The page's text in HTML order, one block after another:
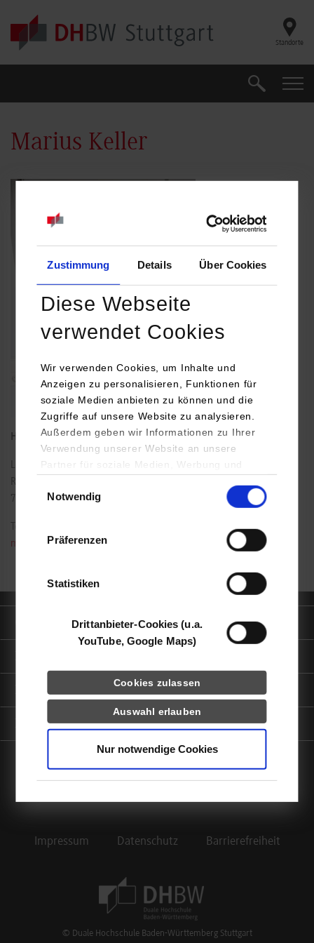
Zustimmung Details Über Cookies
Diese Webseite
verwendet Cookies
Wir verwenden Cookies, um Inhalte und
Anzeigen zu personalisieren, Funktionen für
soziale Medien anbieten zu können und die
Zugriffe auf unsere Website zu analysieren.
Außerdem geben wir Informationen zu Ihrer
Verwendung unserer Website an unsere
Partner für soziale Medien, Werbung und
YouTube, Google Maps) führen diese
Daten zusammen, die Sie ihnen bereitgestellt
haben oder die sie im Rahmen Ihrer Nutzung
Notwendig
Präferenzen
Statistiken
Drittanbieter-Cookies (u.a.
YouTube, Google Maps)
Cookies zulassen
Auswahl erlauben
Nur notwendige Cookies
Skip to main content
Standorte
Suche
Marius Keller
Hausmeister
Lerchenstraße 1
Raum: C1.05
70174
Stuttgart
marius.keller@dhbw-stuttgart.de
Quicklinks
Portale
Kontaktinfo
facebookinstagramlinkedinyoutube
Impressum Datenschutz Barrierefreiheit
© Duale Hochschule Baden-Württemberg Stuttgart